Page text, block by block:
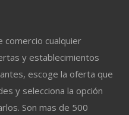
comercio cualquier
y establecimientos
escoge la oferta que
y selecciona la opción
Son mas de 500